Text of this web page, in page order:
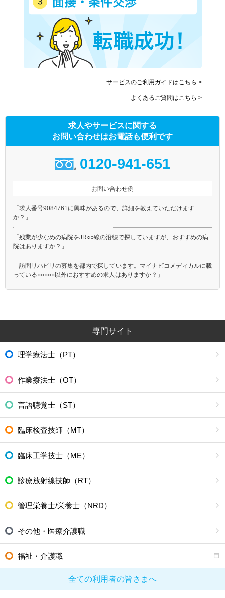
サービスのご利用ガイドはこちら >
よくあるご質問はこちら >
求人やサービスに関する
お問い合わせはお電話も便利です
0120-941-651
お問い合わせ例
「求人番号9084761に興味があるので、詳細を教えていただけます
か？」
「残業が少なめの病院をJR○○線の沿線で探していますが、おすすめの病
院はありますか？」
「訪問リハビリの募集を都内で探しています。マイナビコメディカルに載
っている○○○○○以外におすすめの求人はありますか？」
専門サイト
理学療法士（PT）
作業療法士（OT）
言語聴覚士（ST）
臨床検査技師（MT）
臨床工学技士（ME）
診療放射線技師（RT）
管理栄養士/栄養士（NRD）
その他・医療介護職
福祉・介護職
全ての利用者の皆さまへ